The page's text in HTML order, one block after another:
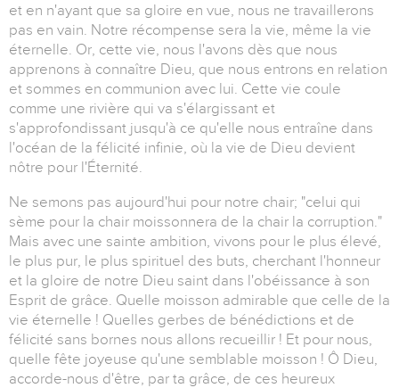
et en n'ayant que sa gloire en vue, nous ne travaillerons
pas en vain. Notre récompense sera la vie, même la vie
éternelle. Or, cette vie, nous l'avons dès que nous
apprenons à connaître Dieu, que nous entrons en relation
et sommes en communion avec lui. Cette vie coule
comme une rivière qui va s'élargissant et
s'approfondissant jusqu'à ce qu'elle nous entraîne dans
l'océan de la félicité infinie, où la vie de Dieu devient
nôtre pour l'Éternité.
Ne semons pas aujourd'hui pour notre chair; "celui qui
sème pour la chair moissonnera de la chair la corruption."
Mais avec une sainte ambition, vivons pour le plus élevé,
le plus pur, le plus spirituel des buts, cherchant l'honneur
et la gloire de notre Dieu saint dans l'obéissance à son
Esprit de grâce. Quelle moisson admirable que celle de la
vie éternelle ! Quelles gerbes de bénédictions et de
félicité sans bornes nous allons recueillir ! Et pour nous,
quelle fête joyeuse qu'une semblable moisson ! Ô Dieu,
accorde-nous d'être, par ta grâce, de ces heureux